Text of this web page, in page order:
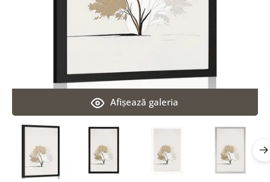
Afişează galeria